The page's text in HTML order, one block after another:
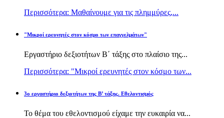
Περισσότερα: Μαθαίνουμε για τις πλημμύρες,...
"Μικροί ερευνητές στον κόσμο των επαγγελμάτων"
Εργαστήριο δεξιοτήτων Β΄ τάξης στο πλαίσιο της...
Περισσότερα: "Μικροί ερευνητές στον κόσμο των...
3ο εργαστήριο δεξιοτήτων της Β’ τάξης. Εθελοντισμός
Το θέμα του εθελοντισμού είχαμε την ευκαιρία να...